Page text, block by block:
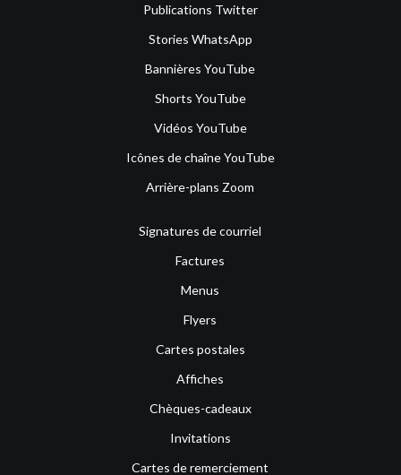
Publications Twitter
Stories WhatsApp
Bannières YouTube
Shorts YouTube
Vidéos YouTube
Icônes de chaîne YouTube
Arrière-plans Zoom
Signatures de courriel
Factures
Menus
Flyers
Cartes postales
Affiches
Chèques-cadeaux
Invitations
Cartes de remerciement